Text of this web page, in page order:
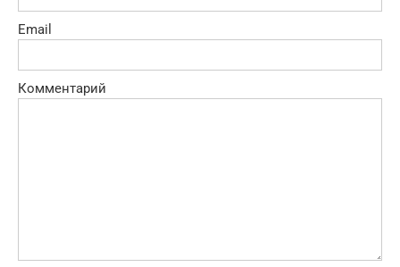
Email
Комментарий